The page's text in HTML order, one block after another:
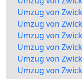
Umzug von
Umzug von
Umzug von
Umzug von
Umzug von
Umzug von